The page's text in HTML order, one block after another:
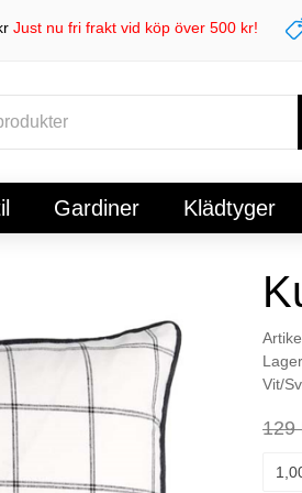
Just nu fri frakt vid köp över 500 kr!
Gardiner Klädtyger
Vit/
129